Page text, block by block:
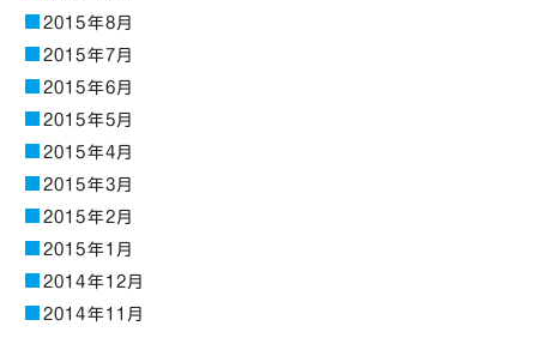
2015年8月
2015年7月
2015年6月
2015年5月
2015年4月
2015年3月
2015年2月
2015年1月
2014年12月
2014年11月